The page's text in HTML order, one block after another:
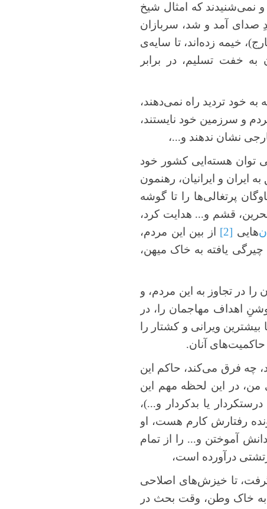
نمی‌شنیدند که امثال شیخ
صدای آمد و شد، سربازان
خیمه زده‌اند، تا سایه‌ی
به خفت تسلیم، در برابر
به خود تردید راه نمی‌دهند،
و سرزمین خود نایستند،
نشان ندهند و...،
توان هسته‌ایی کشور خود
ایران و ایرانیان، رهنمون
پرتغالی‌ها را تا گوشه
بحرین، قشم و... هدایت کرد،
‌هایی [2]
از بین این مردم،
چیرگی یافته به خاک میهن،
را در تجاوز به این مردم، و
اهداف مهاجمان را، در
ویرانی و کشتار را
حاکمیت‌های آنان.
چه فرق می‌کند، حاکم این
من، در این لحظه مهم این
یا بدکردار و...)،
رفتارش کارم هست، او
آموختن و... را از تمام
درآورده است،
گرفت، تا خیزش‌های اصلاحی
به خاک وطن، وقت بحث در